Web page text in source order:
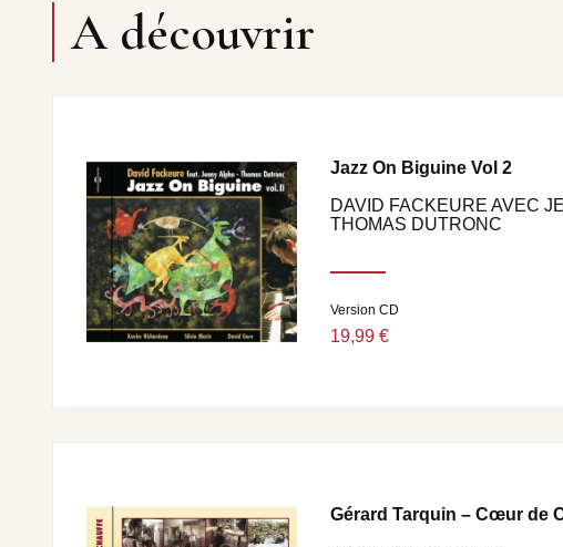
A découvrir
Jazz On Biguine Vol 2
DAVID FACKEURE AVEC
THOMAS DUTRONC
Version CD
19,99 €
Gérard Tarquin – Cœur de